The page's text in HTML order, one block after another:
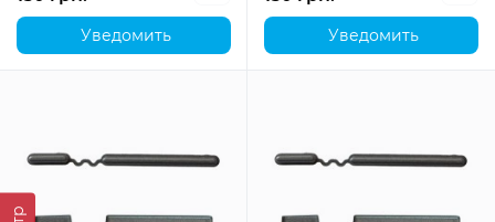
Уведомить Уведомить